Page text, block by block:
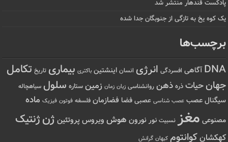
پادکست قندهار منتشر شد
یک کوه یخ به تازگی از جنوبگان جدا شده
برچسب‌ها
DNA آگاهی افسردگی انرژی انسان اینشتین باکتری بیماری تاریخ تکامل
جهانحیات ذره ذهن روانشناسی زبان زمان زمین ستاره سلول سیاهچاله
سیگنال عصب عصب شناسی عصبی فضا فضازمان فلسفه فوتون فیزیک ماده
مصنوعی مغز نسبیت نور نورون هوش ویروس پروتئین ژنژنتیک
کهکشانکوانتوم کیهان گرانش